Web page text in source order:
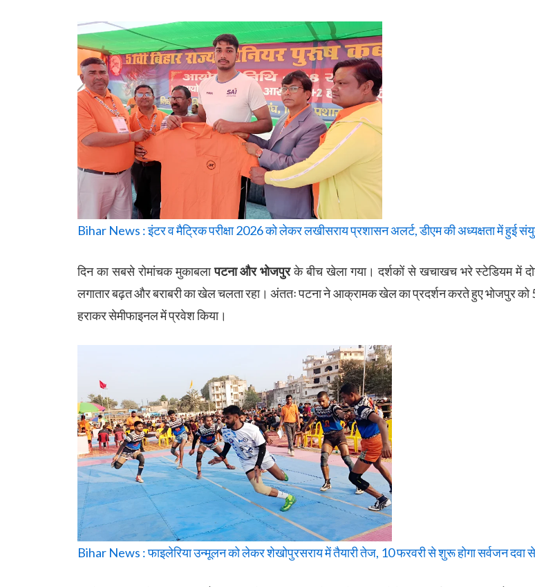
Bihar News : इंटर व मैट्रिक परीक्षा 2026 को लेकर लखीसराय प्रशासन अलर्ट, डीएम की अध्यक्षता में हुई
दिन का सबसे रोमांचक मुकाबलापटना और भोजपुरके बीच खेला गया। दर्शकों से खचाखच भरे स्टेडियम में
लगातार बढ़त और बराबरी का खेल चलता रहा। अंततः पटना ने आक्रामक खेल का प्रदर्शन करते हुए भोजपुर
हराकर सेमीफाइनल में प्रवेश किया।
Bihar News : फाइलेरिया उन्मूलन को लेकर शेखोपुरसराय में तैयारी तेज, 10 फरवरी से शुरू होगा सर्वजन दवा